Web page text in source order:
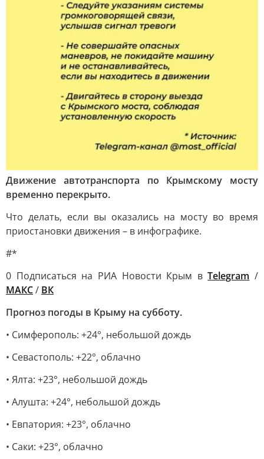
Движение автотранспорта по Крымскому мосту
временно перекрыто.
Что делать, если вы оказались на мосту во время
приостановки движения – в инфографике.
#*
0 Подписаться на РИА Новости Крым вTelegram /
МАКС/ ВК
Прогноз погоды в Крыму на субботу.
• Симферополь: +24°, небольшой дождь
• Севастополь: +22°, облачно
• Ялта: +23°, небольшой дождь
• Алушта: +24°, небольшой дождь
• Евпатория: +23°, облачно
• Саки: +23°, облачно